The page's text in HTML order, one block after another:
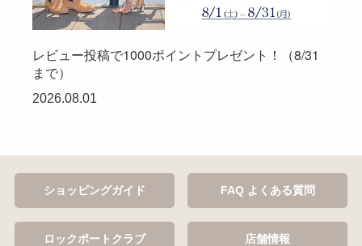
レビュー投稿で1000ポイントプレゼント！（8/31
まで）
2026.08.01
ショッピングガイド FAQ よくある質問
ロックポートクラブ 店舗情報